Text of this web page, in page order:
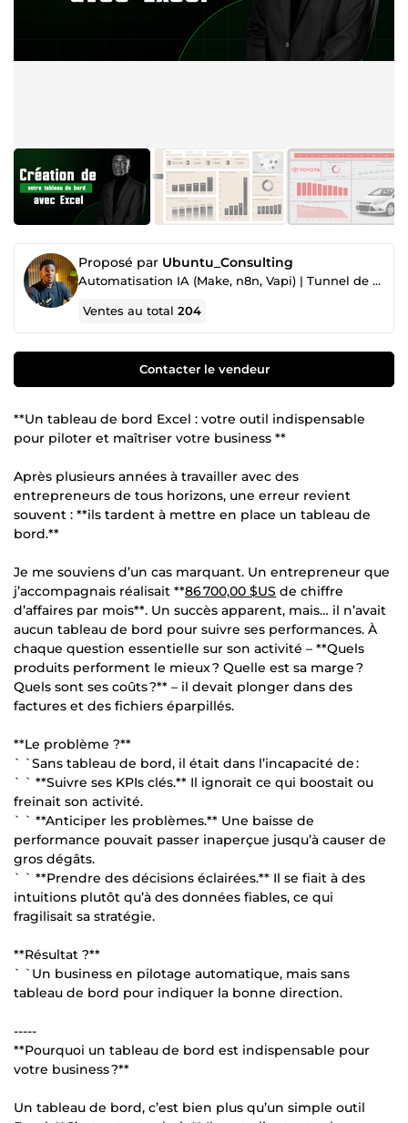
Proposé par Ubuntu_Consulting
Automatisation IA (Make, n8n, Vapi) | Tunnel de vente| Dev Full Stack| Email marketing Klaviyo
Ventes au total204
Contacter le vendeur
**Un tableau de bord Excel : votre outil indispensable
pour piloter et maîtriser votre business **
Après plusieurs années à travailler avec des
entrepreneurs de tous horizons, une erreur revient
souvent : **ils tardent à mettre en place un tableau de
bord.**
Je me souviens d’un cas marquant. Un entrepreneur que
j’accompagnais réalisait **86 700,00 $US de chiffre
d’affaires par mois**. Un succès apparent, mais… il n’avait
aucun tableau de bord pour suivre ses performances. À
chaque question essentielle sur son activité – **Quels
produits performent le mieux ? Quelle est sa marge ?
Quels sont ses coûts ?** – il devait plonger dans des
factures et des fichiers éparpillés.
**Le problème ?**
` `Sans tableau de bord, il était dans l’incapacité de :
` ` **Suivre ses KPIs clés.** Il ignorait ce qui boostait ou
freinait son activité.
` ` **Anticiper les problèmes.** Une baisse de
performance pouvait passer inaperçue jusqu’à causer de
gros dégâts.
` ` **Prendre des décisions éclairées.** Il se fiait à des
intuitions plutôt qu’à des données fiables, ce qui
fragilisait sa stratégie.
**Résultat ?**
` `Un business en pilotage automatique, mais sans
tableau de bord pour indiquer la bonne direction.
-----
**Pourquoi un tableau de bord est indispensable pour
votre business ?**
Un tableau de bord, c’est bien plus qu’un simple outil